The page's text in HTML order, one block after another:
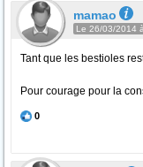
mamao
Le 26/03/2014
Tant que les bestioles
Pour courage pour la
0